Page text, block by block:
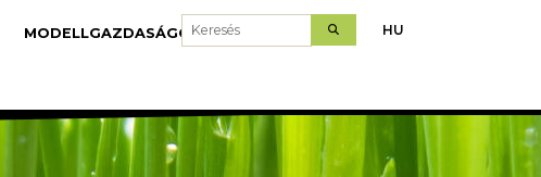
MODELLGAZDASÁGOK LETÖLTÉS
Keresés HU